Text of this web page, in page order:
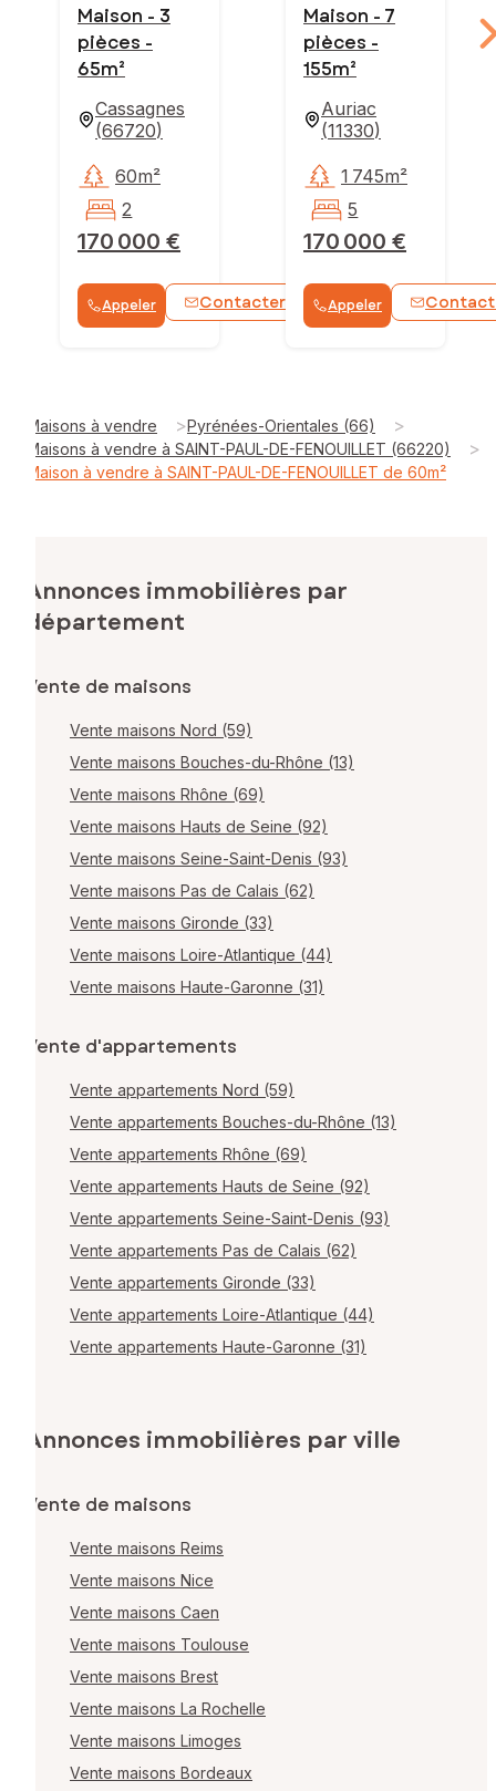
Maison - 3
pièces -
65m²
Cassagnes
(66720)
170 000 €
60m²
2
Appeler Contacter WhatsApp
Maison - 7
pièces -
155m²
Auriac
(11330)
170 000 €
1 745m²
5
Appeler
Maisons à vendre >Pyrénées-Orientales (66) >
Maisons à vendre à SAINT-PAUL-DE-FENOUILLET (66220) >
Maison à vendre à SAINT-PAUL-DE-FENOUILLET de 60m²
Annonces immobilières par
département
Vente de maisons
Vente maisons Nord (59)
Vente maisons Bouches-du-Rhône (13)
Vente maisons Rhône (69)
Vente maisons Hauts de Seine (92)
Vente maisons Seine-Saint-Denis (93)
Vente maisons Pas de Calais (62)
Vente maisons Gironde (33)
Vente maisons Loire-Atlantique (44)
Vente maisons Haute-Garonne (31)
Vente d'appartements
Vente appartements Nord (59)
Vente appartements Bouches-du-Rhône (13)
Vente appartements Rhône (69)
Vente appartements Hauts de Seine (92)
Vente appartements Seine-Saint-Denis (93)
Vente appartements Pas de Calais (62)
Vente appartements Gironde (33)
Vente appartements Loire-Atlantique (44)
Vente appartements Haute-Garonne (31)
Annonces immobilières par ville
Vente de maisons
Vente maisons Reims
Vente maisons Nice
Vente maisons Caen
Vente maisons Toulouse
Vente maisons Brest
Vente maisons La Rochelle
Vente maisons Limoges
Vente maisons Bordeaux